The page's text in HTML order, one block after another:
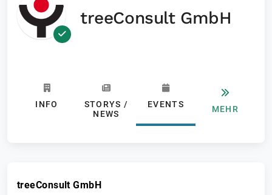
treeConsult GmbH
INFO
STORYS /
NEWS
EVENTS MEHR
treeConsult GmbH